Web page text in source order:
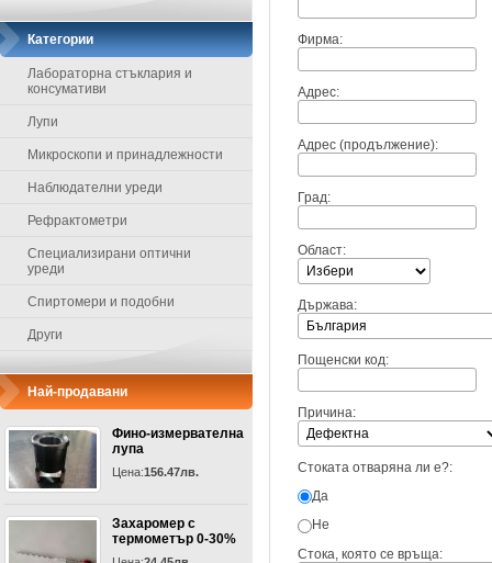
Категории
Лабораторна стъклария и
консумативи
Лупи
Микроскопи и принадлежности
Наблюдателни уреди
Рефрактометри
Специализирани оптични
уреди
Спиртомери и подобни
Други
Най-продавани
Фино-измервателна
лупа
Цена:156.47лв.
Захаромер с
термометър 0-30%
Фирма:
Адрес:
Адрес (продължение):
Град:
Област:
Държава:
Пощенски код:
Причина:
Стоката отваряна ли е?:
Да
Не
Стока, която се връща: